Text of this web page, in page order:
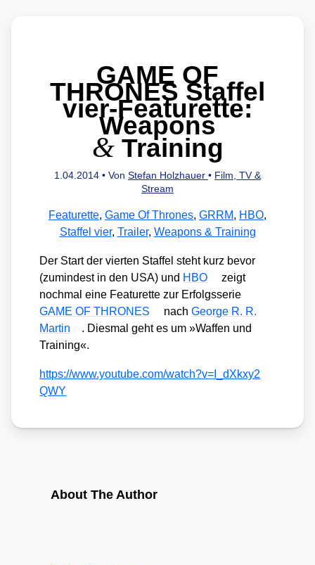
GAME OF
THRONES Staffel
vier-Featurette:
Weapons
&Training
1.04.2014 • Von Stefan Holzhauer • Film, TV &
Stream
Featurette, Game Of Thrones, GRRM, HBO,
Staffel vier, Trailer, Weapons & Training
Der Start der vier­ten Staf­fel steht kurz bevor
(zumin­dest in den USA) und HBO
zeigt
noch­mal eine Fea­tur­et­te zur Erfolgs­se­rie
GAME OF THRONES
nachGeor­ge R. R.
Mar­tin
. Dies­mal geht es um »Waf­fen und
Trai­ning«.
https://​www​.you​tube​.com/​w​a​t​c​h​?​v​=​I​_​d​X​k​x​y​2​
QWY
About The Author